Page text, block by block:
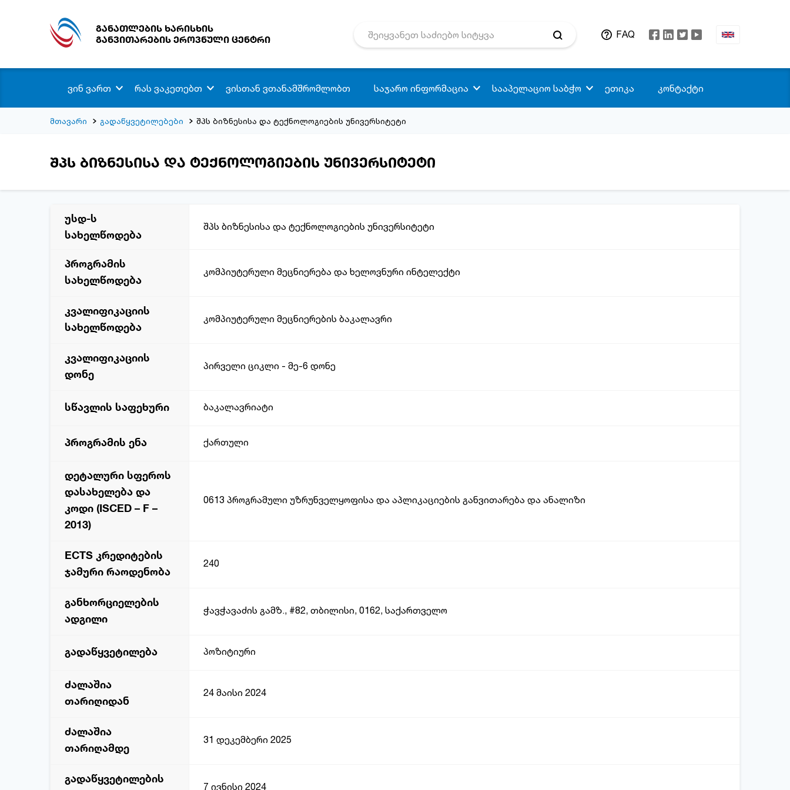
განათლების ხარისხის
განვითარების ეროვნული ცენტრი
FAQ
ვინ ვართ რას ვაკეთებთ ვისთან ვთანამშრომლობთ საჯარო ინფორმაცია სააპელაციო საბჭო ეთიკა კონტაქტი
მთავარი გადაწყვეტილებები შპს ბიზნესისა და ტექნოლოგიების უნივერსიტეტი
შპს ბიზნესისა და ტექნოლოგიების უნივერსიტეტი
უსდ-ს
სახელწოდება
შპს ბიზნესისა და ტექნოლოგიების უნივერსიტეტი
პროგრამის
სახელწოდება
კომპიუტერული მეცნიერება და ხელოვნური ინტელექტი
კვალიფიკაციის
სახელწოდება
კომპიუტერული მეცნიერების ბაკალავრი
კვალიფიკაციის
დონე
პირველი ციკლი - მე-6 დონე
სწავლის საფეხური ბაკალავრიატი
პროგრამის ენა ქართული
დეტალური სფეროს
დასახელება და
კოდი (ISCED – F –
2013)
0613 პროგრამული უზრუნველყოფისა და აპლიკაციების განვითარება და ანალიზი
ECTS კრედიტების
ჯამური რაოდენობა
240
განხორციელების
ადგილი
ჭავჭავაძის გამზ., #82, თბილისი, 0162, საქართველო
გადაწყვეტილება პოზიტიური
ძალაშია
თარიღიდან
24 მაისი 2024
ძალაშია
თარიღამდე
31 დეკემბერი 2025
გადაწყვეტილების
7 ივნისი 2024